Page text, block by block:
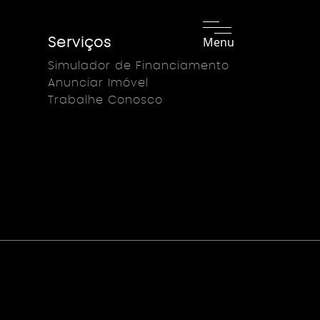
Menu
Serviços
Simulador de Financiamento
Anunciar Imóvel
Trabalhe Conosco